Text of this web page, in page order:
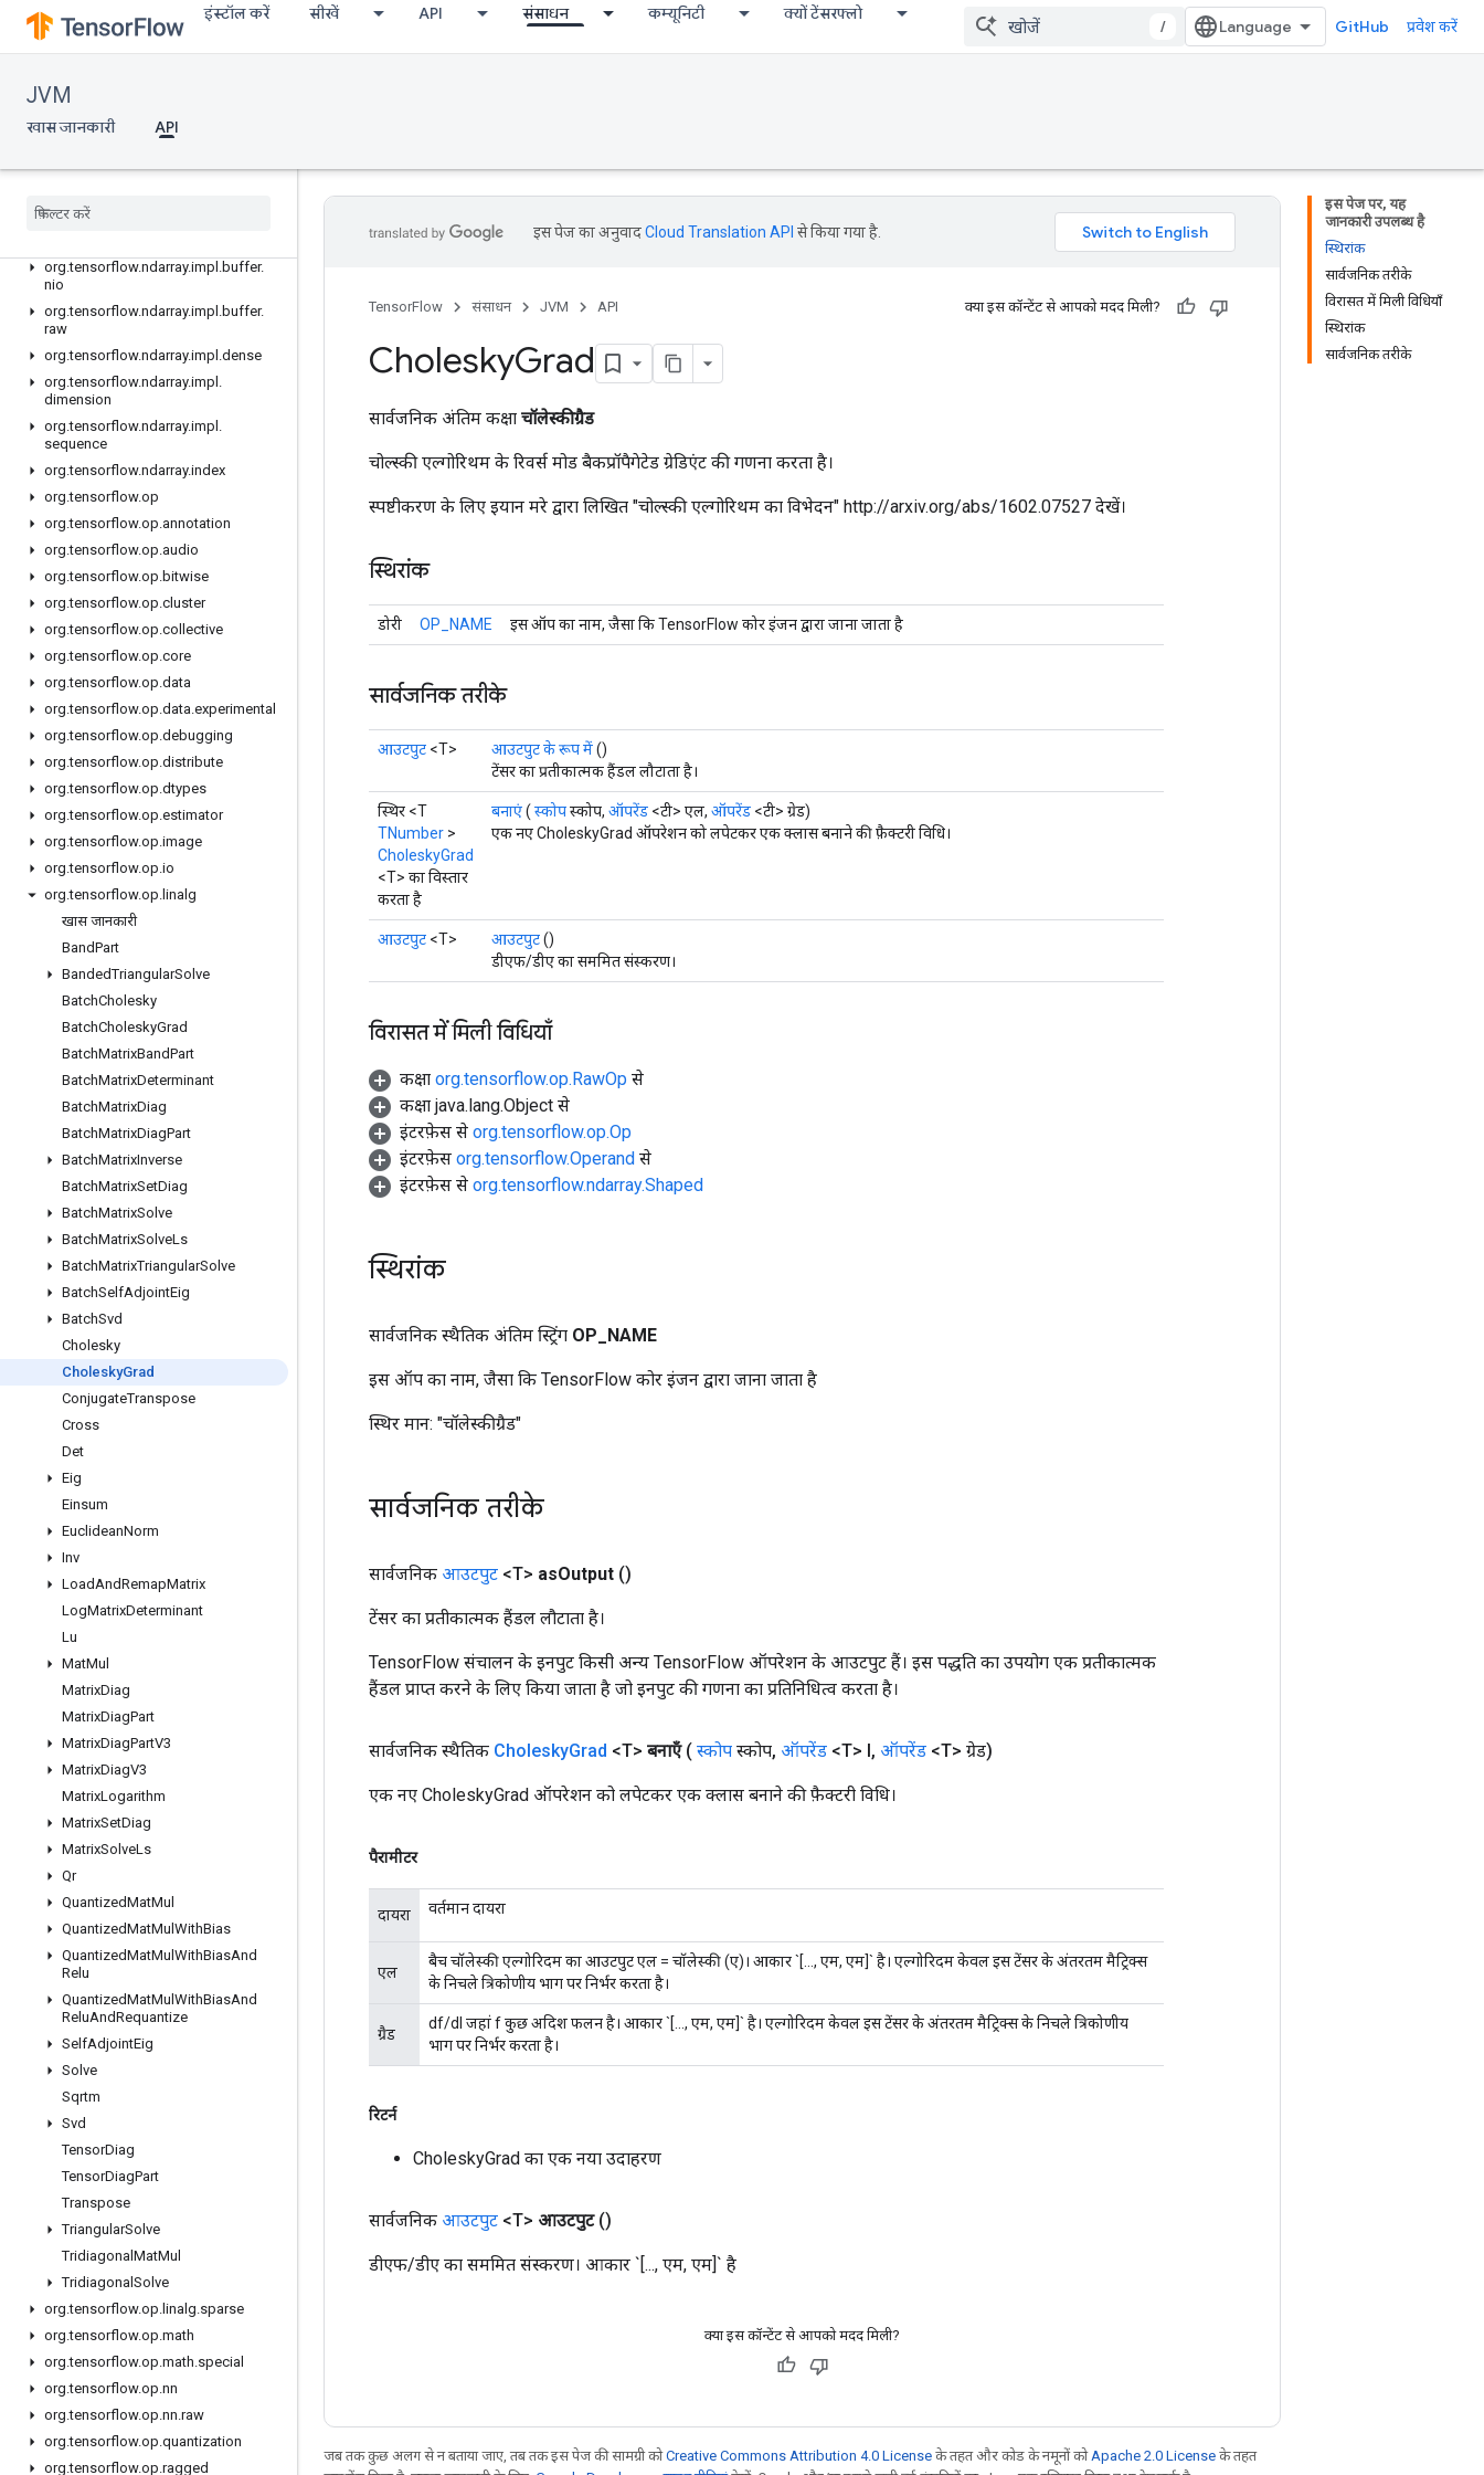
इंस्टॉल करें सीखें API संसाधन कम्यूनिटी क्यों टेंसरफ्लो
/ GitHub प्रवेश करें
JVM
खास जानकारी API
org.tensorflow.ndarray
org.tensorflow.ndarray.impl
org.tensorflow.ndarray.impl.buffer
org. tensorflow
org.tensorflow.ndarray.impl .buffer.
nio
org.tensorflow.ndarray.impl .buffer.
raw
org.tensorflow.ndarray.impl .dense
org.tensorflow.ndarray.impl .
dimension
org.tensorflow.ndarray.impl .
sequence
org.tensorflow.ndarray.index
org.tensorflow.op
org.tensorflow.op.annotation
org.tensorflow.op.audio
org.tensorflow.op.bitwise
org.tensorflow.op.cluster
org.tensorflow.op.collective
org.tensorflow.op.core
org.tensorflow.op.data
org.tensorflow.op.data.experimental
org.tensorflow.op.debugging
org.tensorflow.op.distribute
org.tensorflow.op.dtypes
org.tensorflow.op.estimator
org.tensorflow.op.image
org.tensorflow.op.io
org.tensorflow.op. linalg
खास जानकारी
BandPart
BandedTriangularSolve
BatchCholesky
BatchCholeskyGrad
BatchMatrixBandPart
BatchMatrixDeterminant
BatchMatrixDiag
BatchMatrixDiagPart
BatchMatrixInverse
BatchMatrixSetDiag
BatchMatrixSolve
BatchMatrixSolveLs
BatchMatrixTriangularSolve
BatchSelfAdjointEig
BatchSvd
Cholesky
CholeskyGrad
ConjugateTranspose
Cross
Det
Eig
Einsum
EuclideanNorm
Inv
LoadAndRemapMatrix
LogMatrixDeterminant
Lu
MatMul
MatrixDiag
MatrixDiagPart
MatrixDiagPartV3
MatrixDiagV3
MatrixLogarithm
MatrixSetDiag
MatrixSolveLs
Qr
QuantizedMatMul
QuantizedMatMul WithBias
QuantizedMatMul WithBiasAnd
Relu
QuantizedMatMul WithBiasAnd
ReluAndRequantize
SelfAdjointEig
Solve
Sqrtm
Svd
TensorDiag
TensorDiagPart
Transpose
TriangularSolve
Tridiagonal MatMul
Tridiagonal Solve
org.tensorflow.op. linalg.sparse
org.tensorflow.op.math
org.tensorflow.op.math.special
org.tensorflow.op.nn
org.tensorflow.op.nn.raw
org.tensorflow.op.quantization
org.tensorflow.op.ragged
इस पेज पर, यह
जानकारी उपलब्ध है
स्थिरांक
सार्वजनिक तरीके
विरासत में मिली विधियाँ
स्थिरांक
सार्वजनिक तरीके
इस पेज का अनुवादCloud Translation API से किया गया है.
TensorFlow संसाधन JVM API क्या इस कॉन्टेंट से आपको मदद मिली?
CholeskyGrad
सार्वजनिक अंतिम कक्षा चॉलेस्कीग्रैड
चोल्स्की एल्गोरिथम के रिवर्स मोड बैकप्रॉपैगेटेड ग्रेडिएंट की गणना करता है।
स्पष्टीकरण के लिए इयान मरे द्वारा लिखित "चोल्स्की एल्गोरिथम का विभेदन" http://arxiv.org/abs/1602.07527 देखें।
स्थिरांक
डोरी OP_NAME इस ऑप का नाम, जैसा कि TensorFlow कोर इंजन द्वारा जाना जाता है
सार्वजनिक तरीके
आउटपुट <T> आउटपुट के रूप में()
टेंसर का प्रतीकात्मक हैंडल लौटाता है।
स्थिर <T
TNumber >
CholeskyGrad
<T> का विस्तार
करता है
बनाएं( स्कोपस्कोप, ऑपरेंड <टी> एल, ऑपरेंड <टी> ग्रेड)
एक नए CholeskyGrad ऑपरेशन को लपेटकर एक क्लास बनाने की फ़ैक्टरी विधि।
आउटपुट <T> आउटपुट()
डीएफ/डीए का सममित संस्करण।
विरासत में मिली विधियाँ
कक्षा org.tensorflow.op.RawOp से
कक्षा java.lang.Object से
इंटरफ़ेस से org.tensorflow.op.Op
इंटरफ़ेस org.tensorflow.Operand से
इंटरफ़ेस से org.tensorflow.ndarray.Shaped
स्थिरांक
सार्वजनिक स्थैतिक अंतिम स्ट्रिंग OP NAME
इस ऑप का नाम, जैसा कि TensorFlow कोर इंजन द्वारा जाना जाता है
स्थिर मान: "चॉलेस्कीग्रैड"
सार्वजनिक तरीके
सार्वजनिक आउटपुट <T> asOutput ()
टेंसर का प्रतीकात्मक हैंडल लौटाता है।
TensorFlow संचालन के इनपुट किसी अन्य TensorFlow ऑपरेशन के आउटपुट हैं। इस पद्धति का उपयोग एक प्रतीकात्मक
हैंडल प्राप्त करने के लिए किया जाता है जो इनपुट की गणना का प्रतिनिधित्व करता है।
सार्वजनिक स्थैतिक CholeskyGrad <T> बनाएँ ( स्कोप स्कोप, ऑपरेंड <T> l, ऑपरेंड <T> ग्रेड)
एक नए CholeskyGrad ऑपरेशन को लपेटकर एक क्लास बनाने की फ़ैक्टरी विधि।
पैरामीटर
दायरा वर्तमान दायरा
एल
बैच चॉलेस्की एल्गोरिदम का आउटपुट एल = चॉलेस्की (ए)। आकार `[..., एम, एम]` है। एल्गोरिदम केवल इस टेंसर के अंतरतम मैट्रिक्स
के निचले त्रिकोणीय भाग पर निर्भर करता है।
ग्रैड
df/dl जहां f कुछ अदिश फलन है। आकार `[..., एम, एम]` है। एल्गोरिदम केवल इस टेंसर के अंतरतम मैट्रिक्स के निचले त्रिकोणीय
भाग पर निर्भर करता है।
रिटर्न
CholeskyGrad का एक नया उदाहरण
सार्वजनिक आउटपुट <T> आउटपुट ()
डीएफ/डीए का सममित संस्करण। आकार `[..., एम, एम]` है
क्या इस कॉन्टेंट से आपको मदद मिली?
जब तक कुछ अलग से न बताया जाए, तब तक इस पेज की सामग्री कोCreative Commons Attribution 4.0 License के तहत और कोड के नमूनों को Apache 2.0 License के तहत